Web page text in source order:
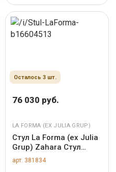
Осталось 3 шт.
76 030 руб.
LA FORMA (ЕХ JULIA GRUP)
Стул La Forma (ех Julia
Grup) Zahara Стул
бежевый с черными
стальными ножками
арт. 381834